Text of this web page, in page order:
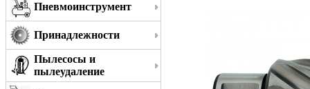
Пневмоинструмент
Принадлежности
Пылесосы и
пылеудаление